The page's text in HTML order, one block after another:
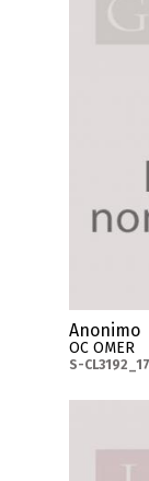
Anonimo
OC OMER
S-